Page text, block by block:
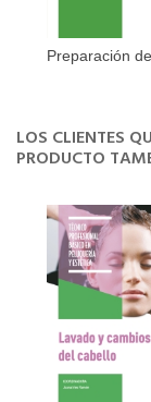
Preparación
LOS CLIENTES
PRODUCTO